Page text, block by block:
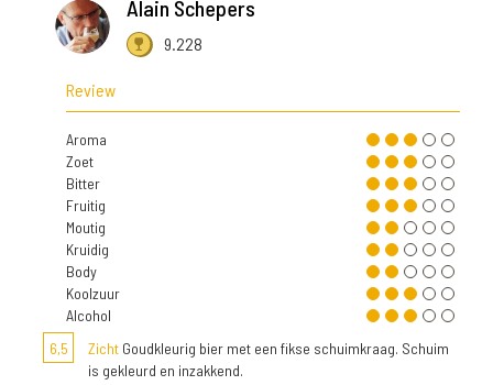
Alain Schepers
9.228
Review
Aroma
Zoet
Bitter
Fruitig
Moutig
Kruidig
Body
Koolzuur
Alcohol
6,5
Zicht Goudkleurig bier met een fikse schuimkraag. Schuim
is gekleurd en inzakkend.